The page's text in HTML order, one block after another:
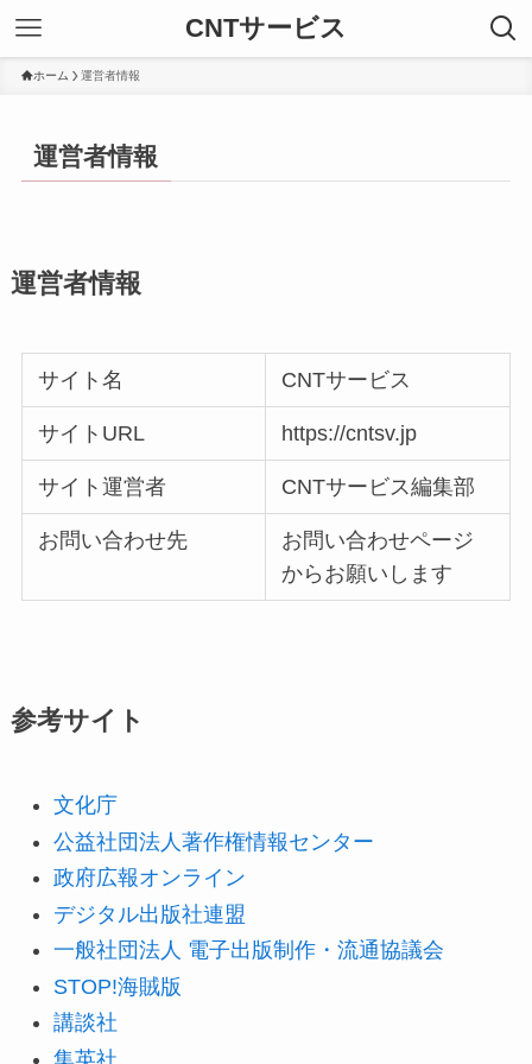
CNTサービス
ホーム 運営者情報
運営者情報
運営者情報
サイト名 CNTサービス
サイトURL https://cntsv.jp
サイト運営者 CNTサービス編集部
お問い合わせ先
お問い合わせページ
からお願いします
参考サイト
文化庁
公益社団法人著作権情報センター
政府広報オンライン
デジタル出版社連盟
一般社団法人 電子出版制作・流通協議会
STOP!海賊版
講談社
集英社